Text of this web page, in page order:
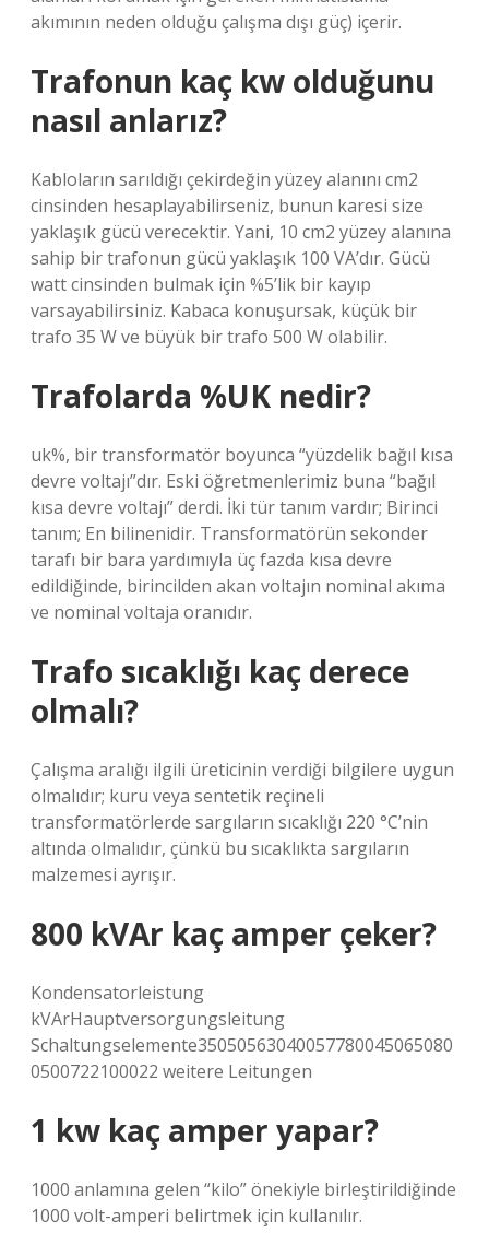
akımının neden olduğu çalışma dışı güç) içerir.
Trafonun kaç kw olduğunu
nasıl anlarız?
Kabloların sarıldığı çekirdeğin yüzey alanını cm2
cinsinden hesaplayabilirseniz, bunun karesi size
yaklaşık gücü verecektir. Yani, 10 cm2 yüzey alanına
sahip bir trafonun gücü yaklaşık 100 VA’dır. Gücü
watt cinsinden bulmak için %5’lik bir kayıp
varsayabilirsiniz. Kabaca konuşursak, küçük bir
trafo 35 W ve büyük bir trafo 500 W olabilir.
Trafolarda %UK nedir?
uk%, bir transformatör boyunca “yüzdelik bağıl kısa
devre voltajı”dır. Eski öğretmenlerimiz buna “bağıl
kısa devre voltajı” derdi. İki tür tanım vardır; Birinci
tanım; En bilinenidir. Transformatörün sekonder
tarafı bir bara yardımıyla üç fazda kısa devre
edildiğinde, birincilden akan voltajın nominal akıma
ve nominal voltaja oranıdır.
Trafo sıcaklığı kaç derece
olmalı?
Çalışma aralığı ilgili üreticinin verdiği bilgilere uygun
olmalıdır; kuru veya sentetik reçineli
transformatörlerde sargıların sıcaklığı 220 °C’nin
altında olmalıdır, çünkü bu sıcaklıkta sargıların
malzemesi ayrışır.
800 kVAr kaç amper çeker?
Kondensatorleistung
kVArHauptversorgungsleitung
Schaltungselemente35050563040057780045065080
0500722100022 weitere Leitungen
1 kw kaç amper yapar?
1000 anlamına gelen “kilo” önekiyle birleştirildiğinde
1000 volt-amperi belirtmek için kullanılır.